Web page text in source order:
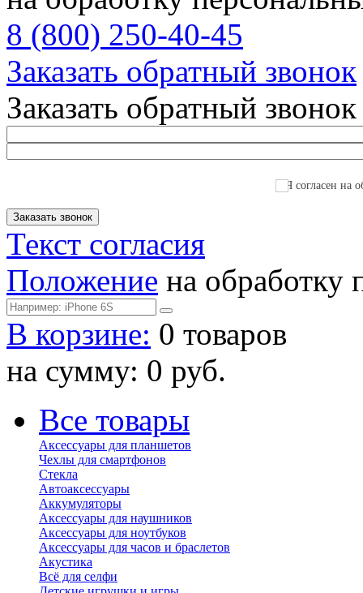
8 (800) 250-40-45
Заказать обратный звонок
Заказать обратный звонок
Я согласен на
Текст согласия
Положение на обработку
В корзине: 0 товаров
на сумму: 0 руб.
Все товары
Аксессуары для планшетов
Чехлы для смартфонов
Стекла
Автоаксессуары
Аккумуляторы
Аксессуары для наушников
Аксессуары для ноутбуков
Аксессуары для часов и браслетов
Акустика
Всё для селфи